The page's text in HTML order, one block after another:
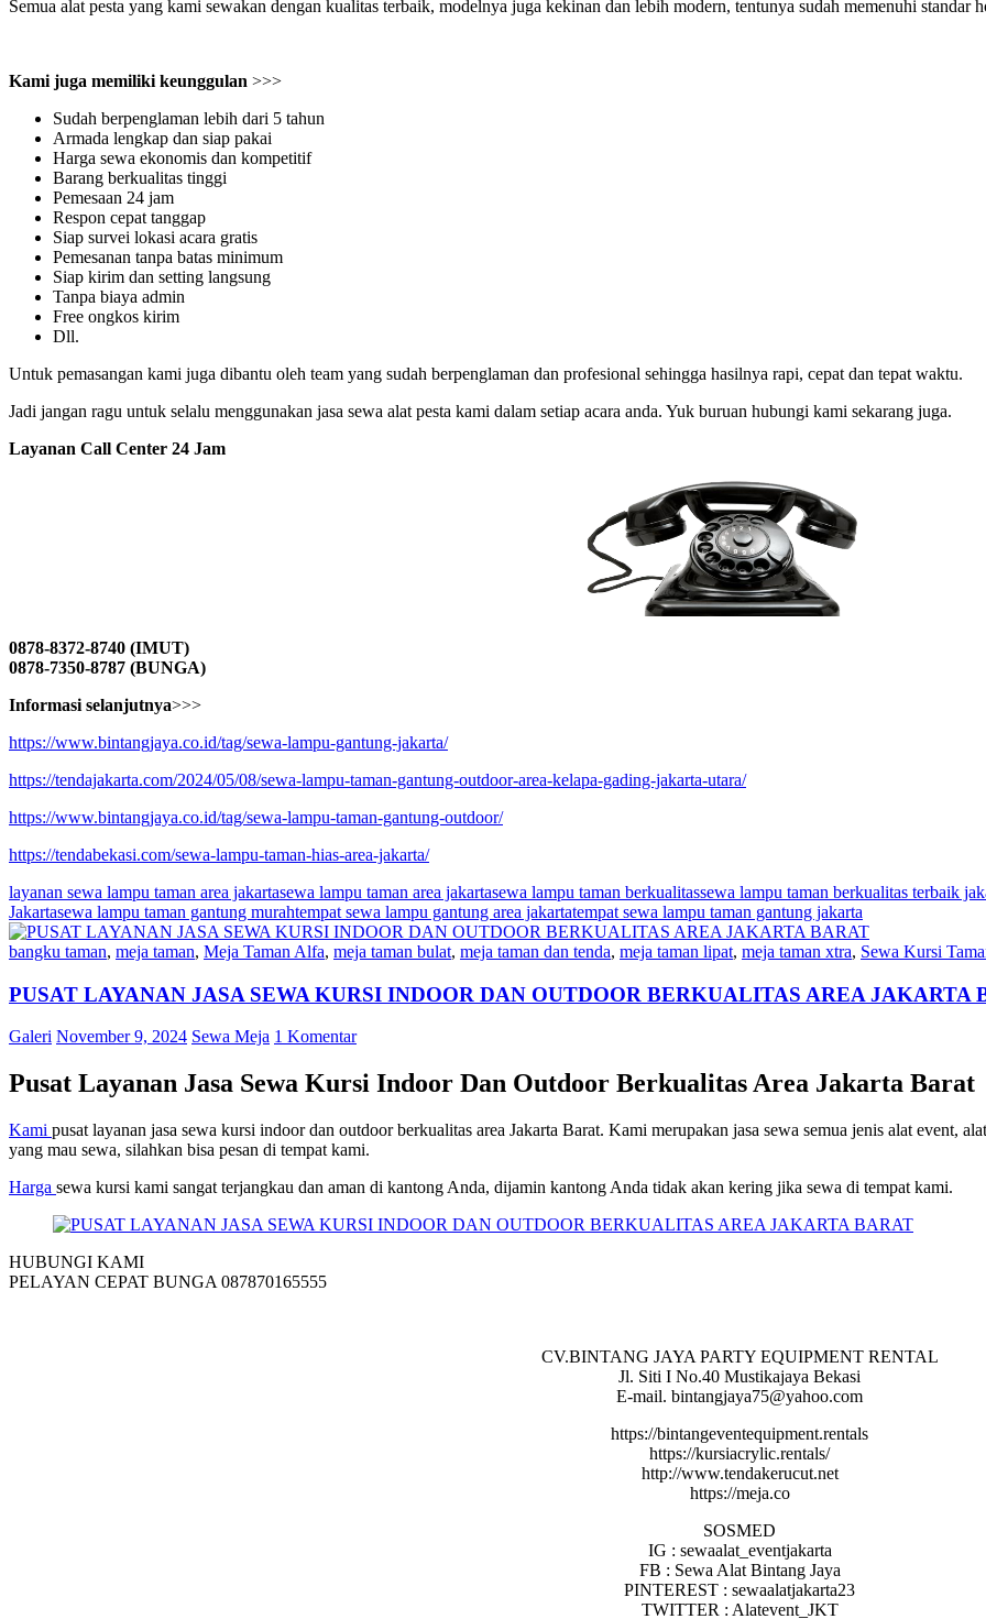
Semua alat pesta yang kami sewakan dengan kualitas terbaik, modelnya juga kekinan dan lebih modern, tentunya sudah memenuhi standar
Kami juga memiliki keunggulan >>>
Sudah berpenglaman lebih dari 5 tahun
Armada lengkap dan siap pakai
Harga sewa ekonomis dan kompetitif
Barang berkualitas tinggi
Pemesaan 24 jam
Respon cepat tanggap
Siap survei lokasi acara gratis
Pemesanan tanpa batas minimum
Siap kirim dan setting langsung
Tanpa biaya admin
Free ongkos kirim
Dll.
Untuk pemasangan kami juga dibantu oleh team yang sudah berpenglaman dan profesional sehingga hasilnya rapi, cepat dan tepat waktu.
Jadi jangan ragu untuk selalu menggunakan jasa sewa alat pesta kami dalam setiap acara anda. Yuk buruan hubungi kami sekarang juga.
Layanan Call Center 24 Jam
0878-8372-8740 (IMUT)
0878-7350-8787 (BUNGA)
Informasi selanjutnya>>>
https://www.bintangjaya.co.id/tag/sewa-lampu-gantung-jakarta/
https://tendajakarta.com/2024/05/08/sewa-lampu-taman-gantung-outdoor-area-kelapa-gading-jakarta-utara/
https://www.bintangjaya.co.id/tag/sewa-lampu-taman-gantung-outdoor/
https://tendabekasi.com/sewa-lampu-taman-hias-area-jakarta/
layanan sewa lampu taman area jakartasewa lampu taman area jakartasewa lampu taman berkualitassewa lampu taman berkualitas terbaik
Jakartasewa lampu taman gantung murahtempat sewa lampu gantung area jakartatempat sewa lampu taman gantung jakarta
bangku taman, meja taman, Meja Taman Alfa, meja taman bulat, meja taman dan tenda, meja taman lipat, meja taman xtra, Sewa Kursi
PUSAT LAYANAN JASA SEWA KURSI INDOOR DAN OUTDOOR BERKUALITAS AREA JAKARTA
Galeri November 9, 2024 Sewa Meja 1 Komentar
Pusat Layanan Jasa Sewa Kursi Indoor Dan Outdoor Berkualitas Area Jakarta Barat
Kami pusat layanan jasa sewa kursi indoor dan outdoor berkualitas area Jakarta Barat. Kami merupakan jasa sewa semua jenis alat event,
yang mau sewa, silahkan bisa pesan di tempat kami.
Harga sewa kursi kami sangat terjangkau dan aman di kantong Anda, dijamin kantong Anda tidak akan kering jika sewa di tempat kami.
HUBUNGI KAMI
PELAYAN CEPAT BUNGA 087870165555
CV.BINTANG JAYA PARTY EQUIPMENT RENTAL
Jl. Siti I No.40 Mustikajaya Bekasi
E-mail. bintangjaya75@yahoo.com
https://bintangeventequipment.rentals
https://kursiacrylic.rentals/
http://www.tendakerucut.net
https://meja.co
SOSMED
IG : sewaalat_eventjakarta
FB : Sewa Alat Bintang Jaya
PINTEREST : sewaalatjakarta23
TWITTER : Alatevent_JKT